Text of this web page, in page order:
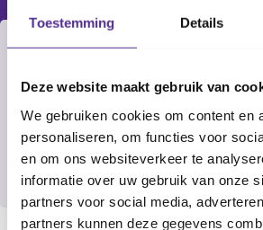
Toestemming Details
Deze website maakt gebruik van
We gebruiken cookies om content en
personaliseren, om functies voor
en om ons websiteverkeer te
informatie over uw gebruik van onze
partners voor social media,
partners kunnen deze gegevens
Nader te bepalen
Alle CJG-locaties
Online
Aanmelden